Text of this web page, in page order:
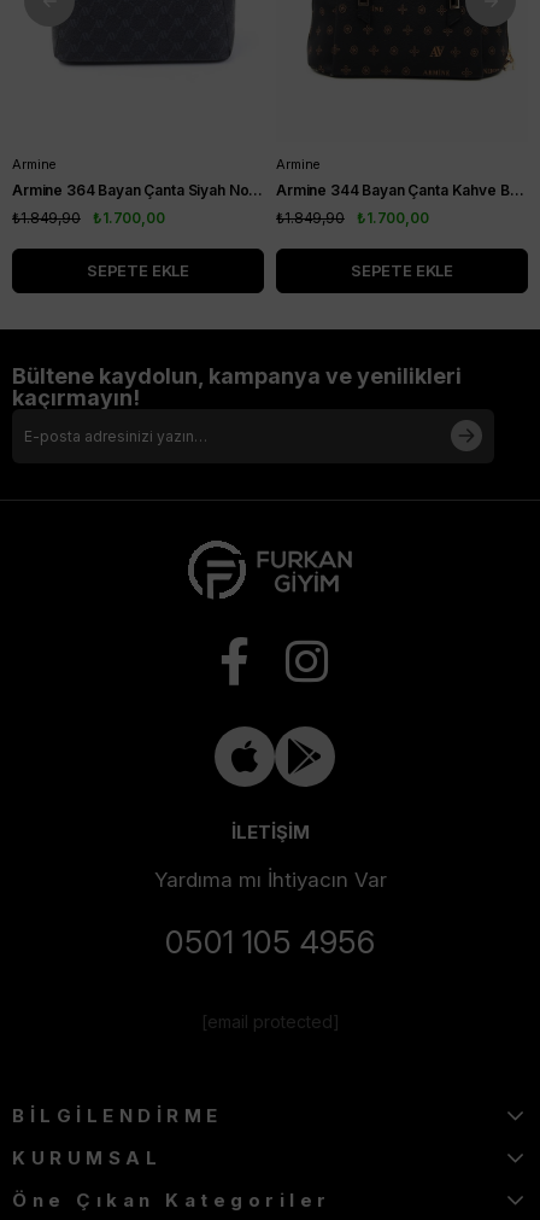
Armine
Armine 364 Bayan Çanta Siyah Noktalı
₺1.700,00
₺1.849,90
SEPETE EKLE
Armine
Armine 344 Bayan Çanta Kahve Baskılı
₺1.700,00
₺1.849,90
SEPETE EKLE
Bültene kaydolun, kampanya ve yenilikleri
kaçırmayın!
İLETİŞİM
Yardıma mı İhtiyacın Var
0501 105 4956
[email protected]
BİLGİLENDİRME
KURUMSAL
Öne Çıkan Kategoriler